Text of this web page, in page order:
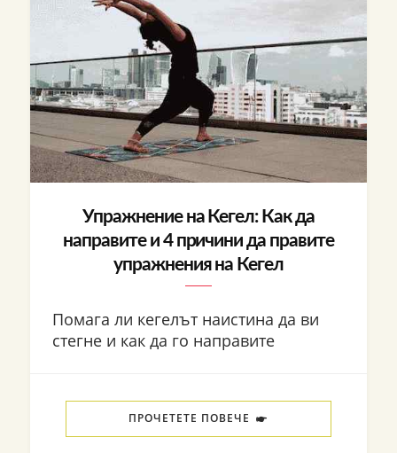
Упражнение на Кегел: Как да
направите и 4 причини да правите
упражнения на Кегел
Помага ли кегелът наистина да ви
стегне и как да го направите
ПРОЧЕТЕТЕ ПОВЕЧЕ